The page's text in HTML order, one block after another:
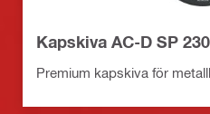
Kapskiva AC-D SP
Premium kapskiva för